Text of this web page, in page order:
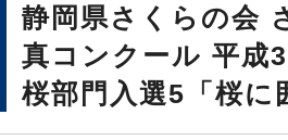
静岡県さくらの会
真コンクール 平成
桜部門入選5「桜に